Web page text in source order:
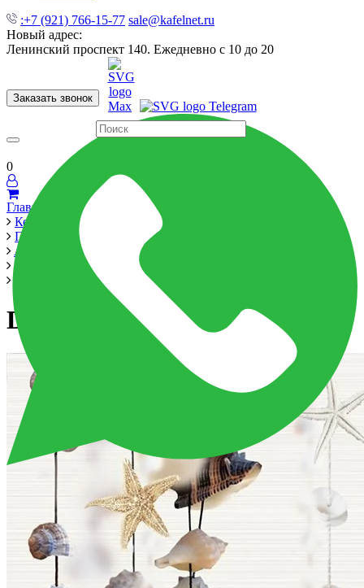
:+7 (921) 766-15-77 sale@kafelnet.ru
Новый адрес:
Ленинский проспект 140. Ежедневно с 10 до 20
Заказать звонок
60x120 60x60 Для ванной Для кухни
0
Главная
Керамика
Производители
Alma Ceramica
Ailand 200x600
DWA11ALD404
DWA11ALD404